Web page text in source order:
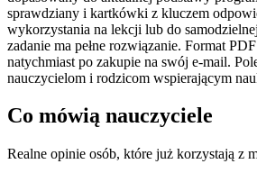
sprawdziany i kartkówki z kluczem
wykorzystania na lekcji lub do
zadanie ma pełne rozwiązanie. Format
natychmiast po zakupie na swój e-mail.
nauczycielom i rodzicom wspierającym
Co mówią nauczyciele
Realne opinie osób, które już korzystają z